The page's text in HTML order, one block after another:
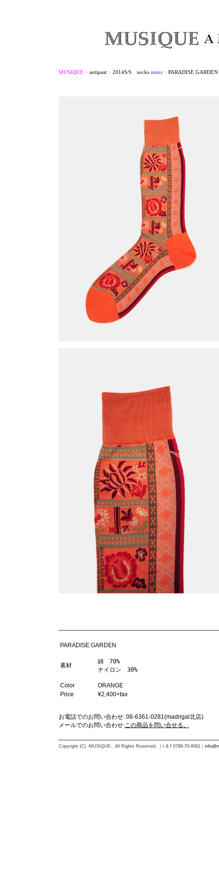
MUSIQUE > antipast > 2014S/S socks mens > PARADISE GARDEN
PARADISE GARDEN
素材
綿　70%
ナイロン　30%
Color
ORANGE
Price
¥2,400+tax
お電話でのお問い合わせ: 06-6361-0281(madrigal北店)
メールでのお問い合わせ:この商品を問い合せる。
Copyright (C) -MUSIQUE-. All Rights Reserved. ｜t & f 0798-70-9091｜